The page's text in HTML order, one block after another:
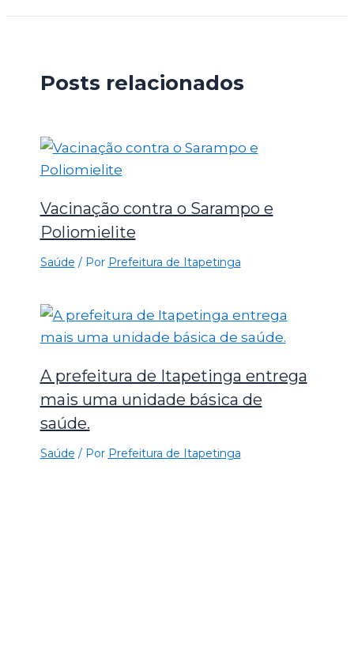
Posts relacionados
Vacinação contra o Sarampo e
Poliomielite
Saúde / Por Prefeitura de Itapetinga
A prefeitura de Itapetinga entrega
mais uma unidade básica de
saúde.
Saúde / Por Prefeitura de Itapetinga